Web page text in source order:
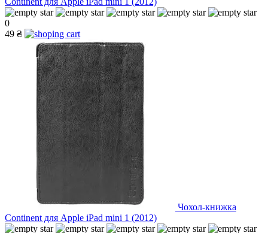
0
49 ₴
Чохол-книжка
Continent для Apple iPad mini 1 (2012)